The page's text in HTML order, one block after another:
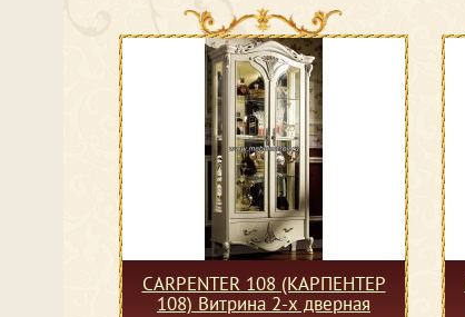
CARPENTER 108 (КАРПЕНТЕР
108) Витрина 2-х дверная